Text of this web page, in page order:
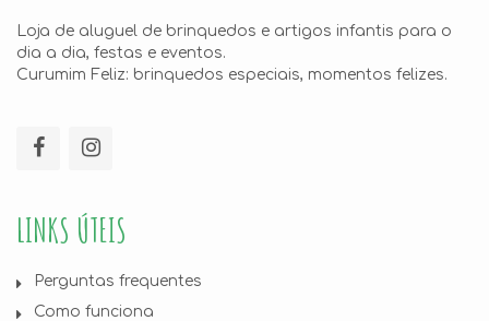
Loja de aluguel de brinquedos e artigos infantis para o
dia a dia, festas e eventos.
Curumim Feliz: brinquedos especiais, momentos felizes.
LINKS ÚTEIS
Perguntas frequentes
Como funciona